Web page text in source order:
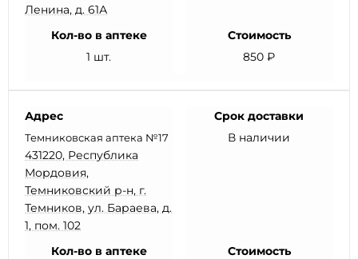
Ленина, д. 61А
Кол-во в аптеке
1 шт.
Стоимость
850 ₽
Адрес
Темниковская аптека №17
431220, Республика
Мордовия,
Темниковский р-н, г.
Темников, ул. Бараева, д.
1, пом. 102
Срок доставки
В наличии
Кол-во в аптеке
Стоимость